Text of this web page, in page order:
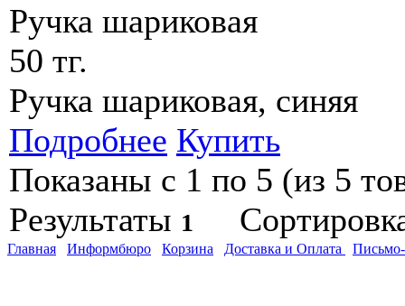
Ручка шариковая
50 тг.
Ручка шариковая, синяя
Подробнее Купить
Показаны с 1 по 5 (из 5
Результаты 1
Главная Информбюро Корзина Доставка и Оплата